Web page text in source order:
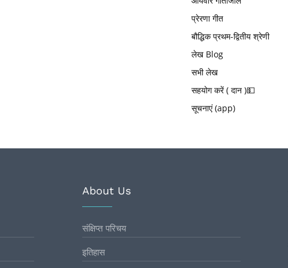
प्रेरणा गीत
बौद्धिक प्रथम-द्वितीय श्रेणी
लेख Blog
सभी लेख
सहयोग करें ( दान )💵
सूचनाएं (app)
About Us
संक्षिप्त परिचय
इतिहास